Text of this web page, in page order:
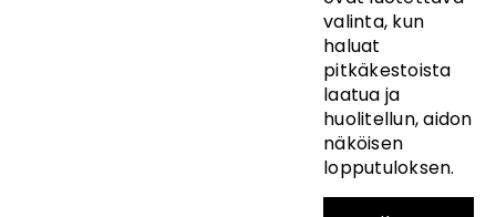
valinta, kun
haluat
pitkäkestoista
laatua ja
huolitellun, aidon
näköisen
lopputuloksen.